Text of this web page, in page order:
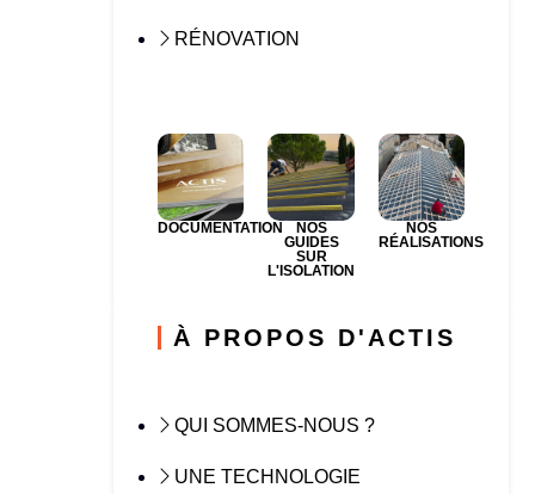
RÉNOVATION
DOCUMENTATION
NOS
GUIDES
SUR
L'ISOLATION
NOS
RÉALISATIONS
À PROPOS D'ACTIS
QUI SOMMES-NOUS ?
UNE TECHNOLOGIE